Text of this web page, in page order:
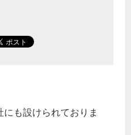
にも設けられておりま